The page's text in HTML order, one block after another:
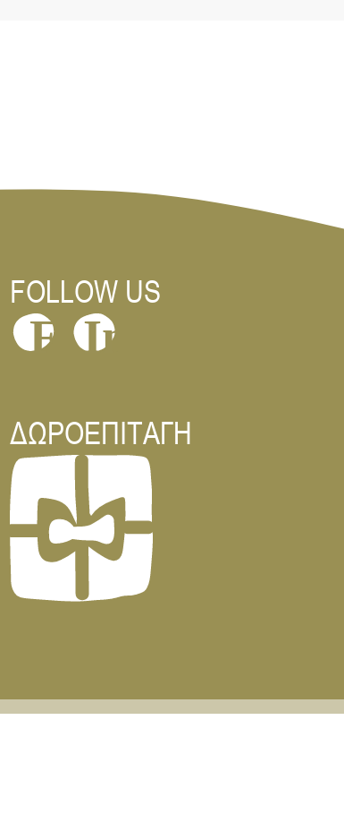
FOLLOW US
F In
ΔΩΡΟΕΠΙΤΑΓΗ